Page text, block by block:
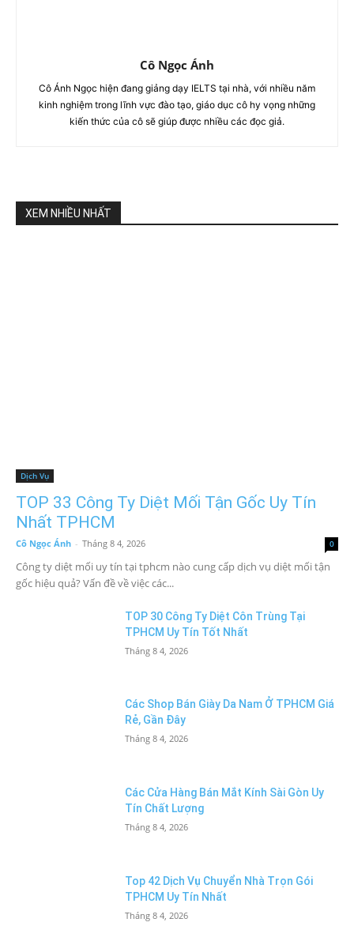
Cô Ngọc Ánh
Cô Ánh Ngọc hiện đang giảng dạy IELTS tại nhà, với nhiều năm
kinh nghiệm trong lĩnh vực đào tạo, giáo dục cô hy vọng những
kiến thức của cô sẽ giúp được nhiều các đọc giả.
XEM NHIỀU NHẤT
Dịch Vụ
TOP 33 Công Ty Diệt Mối Tận Gốc Uy Tín
Nhất TPHCM
Cô Ngọc Ánh - Tháng 8 4, 2026 0
Công ty diệt mối uy tín tại tphcm nào cung cấp dịch vụ diệt mối tận
gốc hiệu quả? Vấn đề về việc các...
TOP 30 Công Ty Diệt Côn Trùng Tại
TPHCM Uy Tín Tốt Nhất
Tháng 8 4, 2026
Các Shop Bán Giày Da Nam Ở TPHCM Giá
Rẻ, Gần Đây
Tháng 8 4, 2026
Các Cửa Hàng Bán Mắt Kính Sài Gòn Uy
Tín Chất Lượng
Tháng 8 4, 2026
Top 42 Dịch Vụ Chuyển Nhà Trọn Gói
TPHCM Uy Tín Nhất
Tháng 8 4, 2026